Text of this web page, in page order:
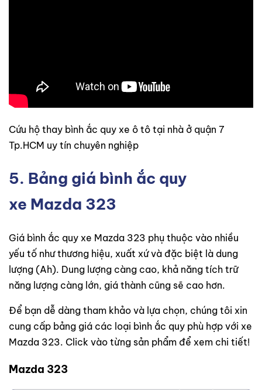
Cứu hộ thay bình ắc quy xe ô tô tại nhà ở quận 7
Tp.HCM uy tín chuyên nghiệp
5. Bảng giá bình ắc quy
xe Mazda 323
Giá bình ắc quy xe Mazda 323 phụ thuộc vào nhiều
yếu tố như thương hiệu, xuất xứ và đặc biệt là dung
lượng (Ah). Dung lượng càng cao, khả năng tích trữ
năng lượng càng lớn, giá thành cũng sẽ cao hơn.
Để bạn dễ dàng tham khảo và lựa chọn, chúng tôi xin
cung cấp bảng giá các loại bình ắc quy phù hợp với xe
Mazda 323. Click vào từng sản phẩm để xem chi tiết!
Mazda 323